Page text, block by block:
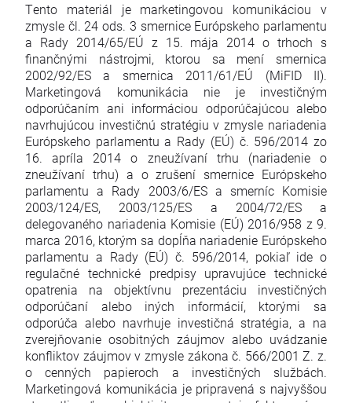
Tento materiál je marketingovou komunikáciou v
zmysle čl. 24 ods. 3 smernice Európskeho parlamentu
a Rady 2014/65/EÚ z 15. mája 2014 o trhoch s
finančnými nástrojmi, ktorou sa mení smernica
2002/92/ES a smernica 2011/61/EÚ (MiFID II).
Marketingová komunikácia nie je investičným
odporúčaním ani informáciou odporúčajúcou alebo
navrhujúcou investičnú stratégiu v zmysle nariadenia
Európskeho parlamentu a Rady (EÚ) č. 596/2014 zo
16. apríla 2014 o zneužívaní trhu (nariadenie o
zneužívaní trhu) a o zrušení smernice Európskeho
parlamentu a Rady 2003/6/ES a smerníc Komisie
2003/124/ES, 2003/125/ES a 2004/72/ES a
delegovaného nariadenia Komisie (EÚ) 2016/958 z 9.
marca 2016, ktorým sa dopĺňa nariadenie Európskeho
parlamentu a Rady (EÚ) č. 596/2014, pokiaľ ide o
regulačné technické predpisy upravujúce technické
opatrenia na objektívnu prezentáciu investičných
odporúčaní alebo iných informácií, ktorými sa
odporúča alebo navrhuje investičná stratégia, a na
zverejňovanie osobitných záujmov alebo uvádzanie
konfliktov záujmov v zmysle zákona č. 566/2001 Z. z.
o cenných papieroch a investičných službách.
Marketingová komunikácia je pripravená s najvyššou